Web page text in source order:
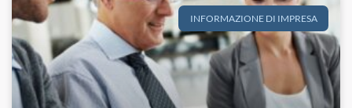
INFORMAZIONE DI IMPRESA